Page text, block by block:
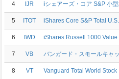
4 IJR iシェアーズ・コア S&P 小
5 ITOT iShares Core S&P Total
6 IWD iShares Russell 1000 Value
7 VB バンガード・スモールキャ
8 VT Vanguard Total World